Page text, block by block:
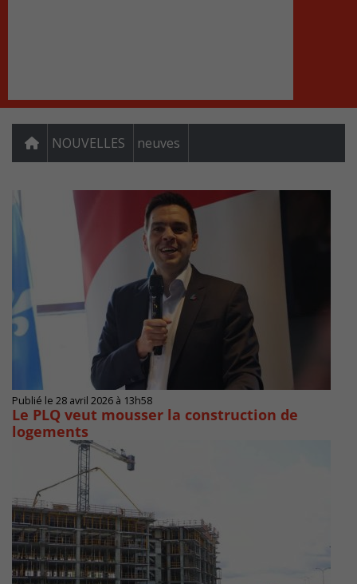
NOUVELLES neuves
Publié le 28 avril 2026 à 13h58
Le PLQ veut mousser la construction de
logements